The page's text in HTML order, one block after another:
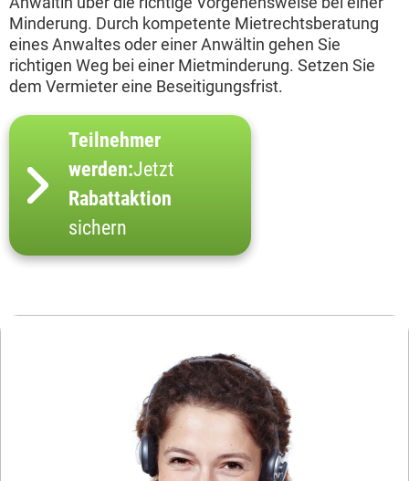
Minderung. Durch kompetente Mietrechtsberatung
eines Anwaltes oder einer Anwältin gehen Sie
richtigen Weg bei einer Mietminderung. Setzen Sie
dem Vermieter eine Beseitigungsfrist.
Teilnehmer
werden:Jetzt
Rabattaktion
sichern